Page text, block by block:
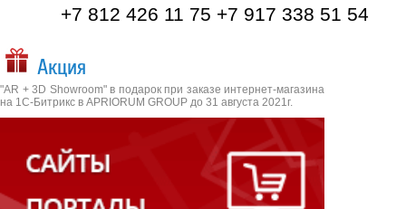
+7 812 426 11 75 +7 917 338 51 54
Акция
"AR + 3D Showroom" в подарок при заказе интернет-магазина
на 1С-Битрикс в APRIORUM GROUP до 31 августа 2021г.